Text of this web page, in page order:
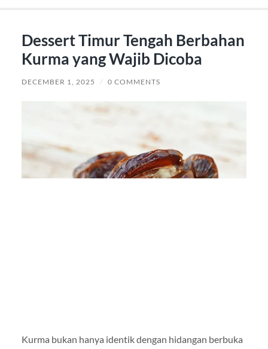
Dessert Timur Tengah Berbahan
Kurma yang Wajib Dicoba
DECEMBER 1, 2025 / 0 COMMENTS
Kurma bukan hanya identik dengan hidangan berbuka